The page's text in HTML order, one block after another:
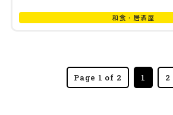
和食・居酒屋
Page 1 of 2 1 2